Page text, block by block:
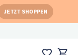
JETZT SHOPPEN